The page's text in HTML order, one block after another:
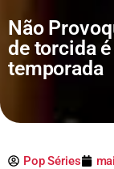
Não
de torcida
temporada
Pop Séries